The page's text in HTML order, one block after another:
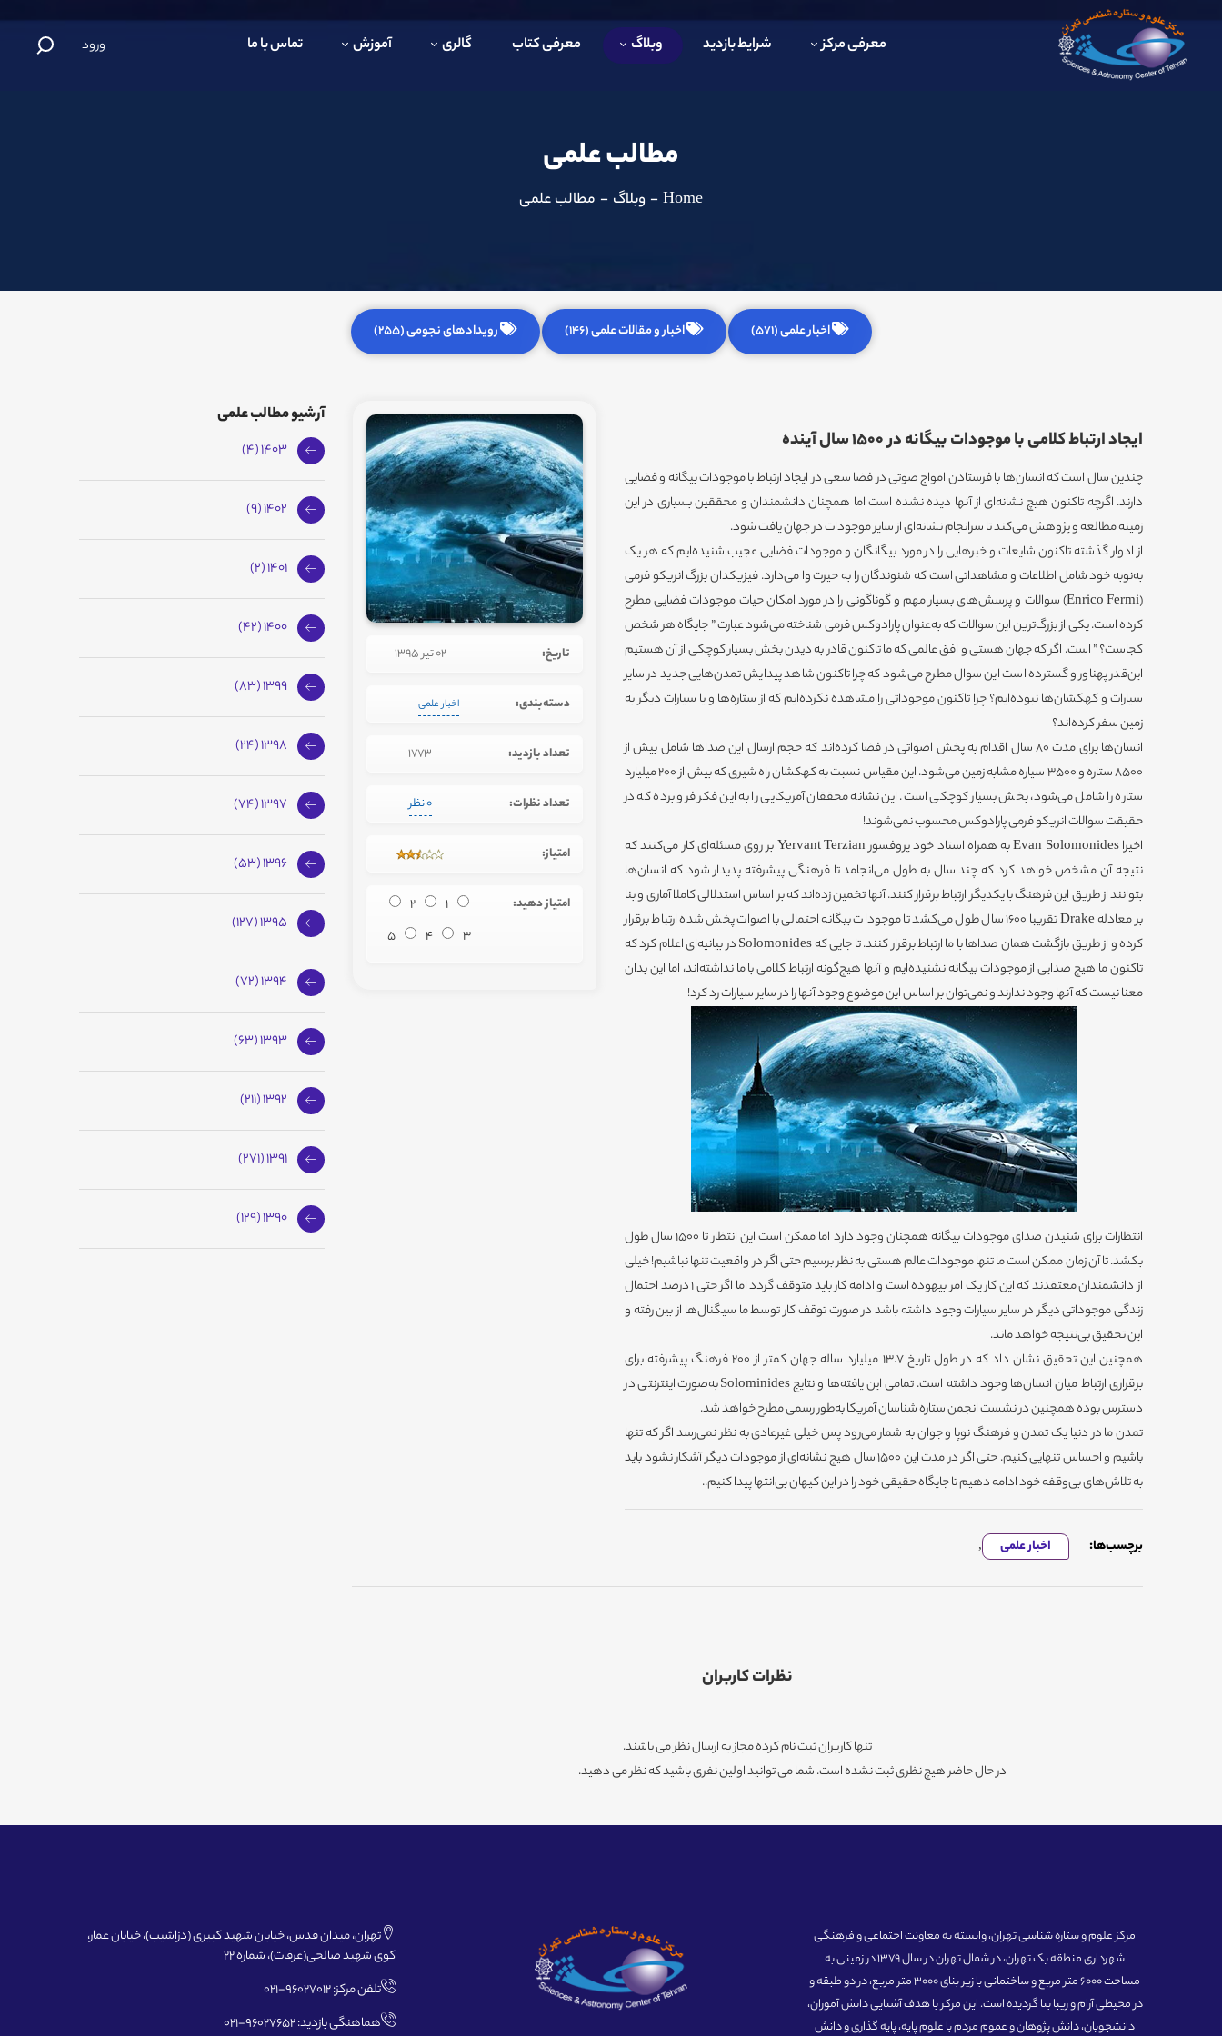
معرفی مرکز شرایط بازدید وبلاگ معرفی کتاب گالری آموزش تماس با ما ورود
مطالب علمی
Home
- وبلاگ - مطالب علمی
اخبار علمی (571) اخبار و مقالات علمی (146) رویدادهای نجومی (255)
ایجاد ارتباط کلامی با موجودات بیگانه در 1500 سال آینده
چندین سال است که انسان‌ها با فرستادن امواج صوتی در فضا سعی در ایجاد ارتباط با موجودات بیگانه و فضایی
دارند. اگرچه تاکنون هیچ نشانه‌ای از آنها دیده نشده است اما همچنان دانشمندان و محققین بسیاری در این
زمینه مطالعه و پژوهش می‌کند تا سرانجام نشانه‌ای از سایر موجودات در جهان یافت شود.
از ادوار گذشته تاکنون شایعات و خبرهایی را در مورد بیگانگان و موجودات فضایی عجیب شنیده‌ایم که هر یک
به‌نوبه خود شامل اطلاعات و مشاهداتی است که شنوندگان را به حیرت وا می‌دارد. فیزیکدان بزرگ انریکو فرمی
(Enrico Fermi) سوالات و پرسش‌های بسیار مهم و گوناگونی را در مورد امکان حیات موجودات فضایی مطرح
کرده است. یکی از بزرگ‌ترین این سوالات که به‌عنوان پارادوکس فرمی شناخته می‌شود عبارت ” جایگاه هر شخص
کجاست؟ ” است. اگر که جهان هستی و افق عالمی که ما تاکنون قادر به دیدن بخش بسیار کوچکی از آن هستیم
این‌قدر پهناور و گسترده است این سوال مطرح می‌شود که چرا تاکنون شاهد پیدایش تمدن‌هایی جدید در سایر
سیارات و کهکشان‌ها نبوده‌ایم؟ چرا تاکنون موجوداتی را مشاهده نکرده‌ایم که از ستاره‌ها و یا سیارات دیگر به
زمین سفر کرده‌اند؟
انسان‌ها برای مدت 80 سال اقدام به پخش اصواتی در فضا کرده‌اند که حجم ارسال این صداها شامل بیش از
8500 ستاره و 3500 سیاره مشابه زمین می‌شود. این مقیاس نسبت به کهکشان راه شیری که بیش از 200 میلیارد
ستاره را شامل می‌شود، بخش بسیار کوچکی است. این نشانه محققان آمریکایی را به این فکر فرو برده که در
حقیقت سوالات انریکو فرمی پارادوکس محسوب نمی‌شوند!
اخیرا Evan Solomonides به همراه استاد خود پروفسور Yervant Terzian بر روی مسئله‌ای کار می‌کنند که
نتیجه آن مشخص خواهد کرد که چند سال به طول می‌انجامد تا فرهنگی پیشرفته پدیدار شود که انسان‌ها
بتوانند از طریق این فرهنگ با یکدیگر ارتباط برقرار کنند. آنها تخمین زده‌اند که بر اساس استدلالی کاملا آماری و بنا
بر معادله Drake تقریبا 1600 سال طول می‌کشد تا موجودات بیگانه احتمالی با اصوات پخش شده ارتباط برقرار
کرده و از طریق بازگشت همان صداها با ما ارتباط برقرار کنند. تا جایی که Solomonides در بیانیه‌ای اعلام کرد که
تاکنون ما هیچ صدایی از موجودات بیگانه نشنیده‌ایم و آنها هیچ‌گونه ارتباط کلامی با ما نداشته‌اند، اما این بدان
معنا نیست که آنها وجود ندارند و نمی‌توان بر اساس این موضوع وجود آنها را در سایر سیارات رد کرد!
انتظارات برای شنیدن صدای موجودات بیگانه همچنان وجود دارد اما ممکن است این انتظار تا 1500 سال طول
بکشد. تا آن زمان ممکن است ما تنها موجودات عالم هستی به نظر برسیم حتی اگر در واقعیت تنها نباشیم! خیلی
از دانشمندان معتقدند که این کار یک امر بیهوده است و ادامه کار باید متوقف گردد اما اگر حتی 1 درصد احتمال
زندگی موجوداتی دیگر در سایر سیارات وجود داشته باشد در صورت توقف کار توسط ما سیگنال‌ها از بین رفته و
این تحقیق بی‌نتیجه خواهد ماند.
همچنین این تحقیق نشان داد که در طول تاریخ 13.7 میلیارد ساله جهان کمتر از 200 فرهنگ پیشرفته برای
برقراری ارتباط میان انسان‌ها وجود داشته است. تمامی این یافته‌ها و نتایج Solominides به‌صورت اینترنتی در
دسترس بوده همچنین در نشست انجمن ستاره شناسان آمریکا به‌طور رسمی مطرح خواهد شد.
تمدن ما در دنیا یک تمدن و فرهنگ نوپا و جوان به شمار می‌رود پس خیلی غیرعادی به نظر نمی‌رسد اگر که تنها
باشیم و احساس تنهایی کنیم. حتی اگر در مدت این 1500 سال هیچ نشانه‌ای از موجودات دیگر آشکار نشود باید
به تلاش‌های بی‌وقفه خود ادامه دهیم تا جایگاه حقیقی خود را در این کیهان بی‌انتها پیدا کنیم..
برچسب‌ها: اخبار علمی ,
تاریخ: 02 تیر 1395
دسته‌بندی: اخبار علمی
تعداد بازدید: 1773
تعداد نظرات: 0 نظر
امتیاز:
امتیاز دهید: 1
2
3
4
5
نظرات کاربران
تنها کاربران ثبت نام کرده مجاز به ارسال نظر می باشند.
در حال حاضر هیچ نظری ثبت نشده است. شما می توانید اولین نفری باشید که نظر می دهید.
آرشیو مطالب علمی
1403 (4)
1402 (9)
1401 (2)
1400 (42)
1399 (83)
1398 (24)
1397 (74)
1396 (53)
1395 (127)
1394 (72)
1393 (63)
1392 (211)
1391 (271)
1390 (129)
مرکز علوم و ستاره شناسی تهران، وابسته به معاونت اجتماعی و فرهنگی
شهرداری منطقه یک تهران، در شمال تهران در سال 1379 در زمینی به
مساحت 6000 متر مربع و ساختمانی با زیر بنای 3000 متر مربع، در دو طبقه و
در محیطی آرام و زیبا بنا گردیده است. این مرکز با هدف آشنایی دانش آموزان،
دانشجویان، دانش پژوهان و عموم مردم با علوم پایه، پایه گذاری و دانش
تهران، میدان قدس، خیابان شهید کبیری (دزاشیب)، خیابان عمار،
کوی شهید صالحی(عرفات)، شماره 22
تلفن مرکز: 96027012-021
هماهنگی بازدید: 96027652-021